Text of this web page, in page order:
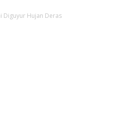
Diguyur Hujan Deras